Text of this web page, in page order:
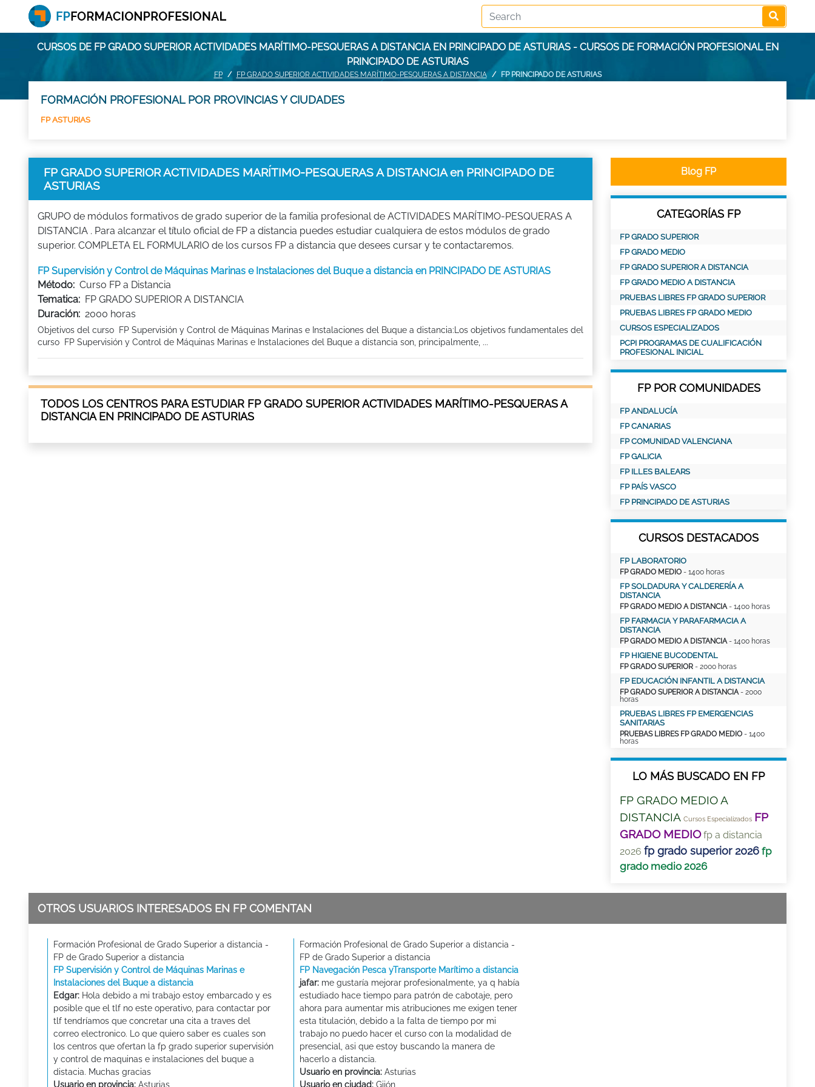
CURSOS DE FP GRADO SUPERIOR ACTIVIDADES MARÍTIMO-PESQUERAS A DISTANCIA EN PRINCIPADO DE ASTURIAS - CURSOS DE FORMACIÓN PROFESIONAL EN
PRINCIPADO DE ASTURIAS
FP FP GRADO SUPERIOR ACTIVIDADES MARÍTIMO-PESQUERAS A DISTANCIA FP PRINCIPADO DE ASTURIAS
FORMACIÓN PROFESIONAL POR PROVINCIAS Y CIUDADES
FP ASTURIAS
FP GRADO SUPERIOR ACTIVIDADES MARÍTIMO-PESQUERAS A DISTANCIA en PRINCIPADO DE
ASTURIAS
GRUPO de módulos formativos de grado superior de la familia profesional de ACTIVIDADES MARÍTIMO-PESQUERAS A
DISTANCIA . Para alcanzar el título oficial de FP a distancia puedes estudiar cualquiera de estos módulos de grado
superior. COMPLETA EL FORMULARIO de los cursos FP a distancia que desees cursar y te contactaremos.
FP Supervisión y Control de Máquinas Marinas e Instalaciones del Buque a distancia en PRINCIPADO DE ASTURIAS
Método: Curso FP a Distancia
Tematica: FP GRADO SUPERIOR A DISTANCIA
Duración: 2000 horas
Objetivos del curso FP Supervisión y Control de Máquinas Marinas e Instalaciones del Buque a distancia:Los objetivos fundamentales del
curso FP Supervisión y Control de Máquinas Marinas e Instalaciones del Buque a distancia son, principalmente, ...
TODOS LOS CENTROS PARA ESTUDIAR FP GRADO SUPERIOR ACTIVIDADES MARÍTIMO-PESQUERAS A
DISTANCIA EN PRINCIPADO DE ASTURIAS
Blog FP
CATEGORÍAS FP
FP GRADO SUPERIOR
FP GRADO MEDIO
FP GRADO SUPERIOR A DISTANCIA
FP GRADO MEDIO A DISTANCIA
PRUEBAS LIBRES FP GRADO SUPERIOR
PRUEBAS LIBRES FP GRADO MEDIO
CURSOS ESPECIALIZADOS
PCPI PROGRAMAS DE CUALIFICACIÓN
PROFESIONAL INICIAL
FP POR COMUNIDADES
FP ANDALUCÍA
FP CANARIAS
FP COMUNIDAD VALENCIANA
FP GALICIA
FP ILLES BALEARS
FP PAÍS VASCO
FP PRINCIPADO DE ASTURIAS
CURSOS DESTACADOS
FP LABORATORIO
FP GRADO MEDIO - 1400 horas
FP SOLDADURA Y CALDERERÍA A
DISTANCIA
FP GRADO MEDIO A DISTANCIA- 1400 horas
FP FARMACIA Y PARAFARMACIA A
DISTANCIA
FP GRADO MEDIO A DISTANCIA- 1400 horas
FP HIGIENE BUCODENTAL
FP GRADO SUPERIOR - 2000 horas
FP EDUCACIÓN INFANTIL A DISTANCIA
FP GRADO SUPERIOR A DISTANCIA- 2000
horas
PRUEBAS LIBRES FP EMERGENCIAS
SANITARIAS
PRUEBAS LIBRES FP GRADO MEDIO - 1400
horas
LO MÁS BUSCADO EN FP
FP GRADO MEDIO A
DISTANCIA Cursos Especializados FP
GRADO MEDIO fp a distancia
2026 fp grado superior 2026 fp
grado medio 2026
OTROS USUARIOS INTERESADOS EN FP COMENTAN
Formación Profesional de Grado Superior a distancia -
FP de Grado Superior a distancia
FP Supervisión y Control de Máquinas Marinas e
Instalaciones del Buque a distancia
Edgar: Hola debido a mi trabajo estoy embarcado y es
posible que el tlf no este operativo, para contactar por
tlf tendríamos que concretar una cita a traves del
correo electronico. Lo que quiero saber es cuales son
los centros que ofertan la fp grado superior supervisión
y control de maquinas e instalaciones del buque a
distacia. Muchas gracias
Usuario en provincia: Asturias
Formación Profesional de Grado Superior a distancia -
FP de Grado Superior a distancia
FP Navegación Pesca yTransporte Marítimo a distancia
jafar: me gustaría mejorar profesionalmente, ya q había
estudiado hace tiempo para patrón de cabotaje, pero
ahora para aumentar mis atribuciones me exigen tener
esta titulación, debido a la falta de tiempo por mi
trabajo no puedo hacer el curso con la modalidad de
presencial, asi que estoy buscando la manera de
hacerlo a distancia.
Usuario en provincia: Asturias
Usuario en ciudad: Gijón